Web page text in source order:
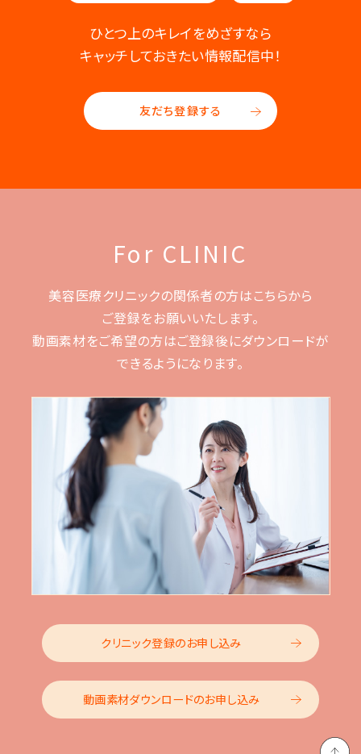
ひとつ上のキレイをめざすなら
キャッチしておきたい情報配信中！
友だち登録する
For CLINIC
美容医療クリニックの関係者の方はこちらから
ご登録をお願いいたします。
動画素材をご希望の方はご登録後にダウンロードが
できるようになります。
クリニック登録のお申し込み
動画素材ダウンロードのお申し込み